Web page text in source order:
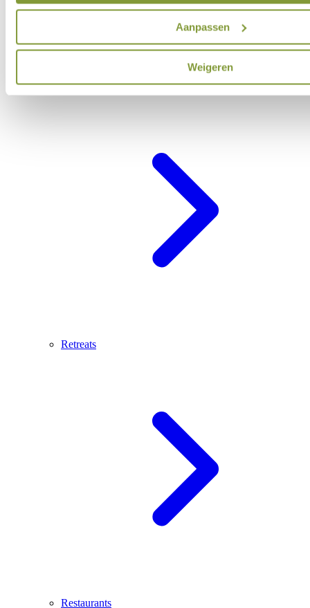
Aanpassen
Weigeren
Belevenisprogramma
Retreats
Restaurants